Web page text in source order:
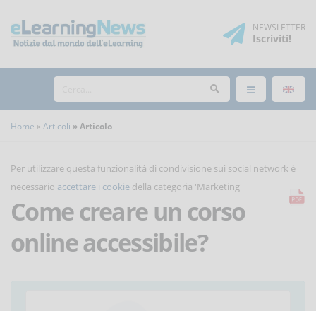
NEWSLETTER
Iscriviti!
Home Articoli Articolo
Per utilizzare questa funzionalità di condivisione sui social network è
necessario accettare i cookie della categoria 'Marketing'
Come creare un corso
online accessibile?